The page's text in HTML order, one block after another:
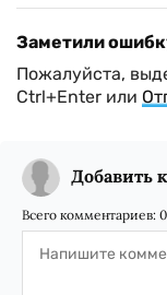
Заметили
Пожалуйста,
Ctrl+Enter или
Добавить
Всего комментариев: 0